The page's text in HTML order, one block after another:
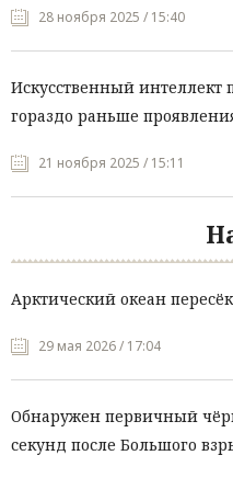
28 ноября 2025 / 15:40
Искусственный интеллект
гораздо раньше
21 ноября 2025 / 15:11
Арктический океан
29 мая 2026 / 17:04
Обнаружен первичный
секунд после Большого